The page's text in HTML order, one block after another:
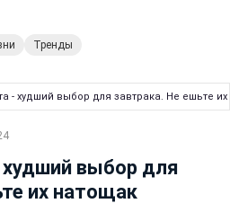
Тренды
- худший выбор для завтрака. Не ешьте
выбор для
их натощак